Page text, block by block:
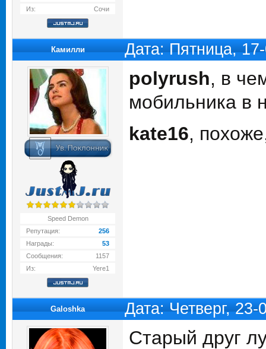
Из: Сочи
Камилли Дата: Пятница,
Speed Demon
Репутация:
256
Награды:
53
Сообщения:
1157
Из:
Yere1
polyrush, в
мобильника в
kate16,
Galoshka Дата: Четверг,
Старый друг